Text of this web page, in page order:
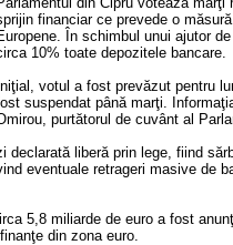
financiar ce prevede o
În schimbul unui ajutor
10% toate depozitele bancare.
Iniţial, votul a fost prevăzut pentru
suspendat până marţi.
purtătorul de cuvânt al
declarată liberă prin lege, fiind
eventuale retrageri masive de
5,8 miliarde de euro a fost
din zona euro.